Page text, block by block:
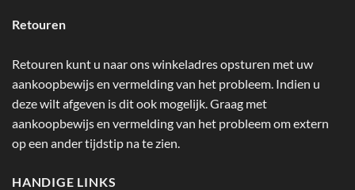
Retouren
Retouren kunt u naar ons winkeladres opsturen met uw
aankoopbewijs en vermelding van het probleem. Indien u
deze wilt afgeven is dit ook mogelijk. Graag met
aankoopbewijs en vermelding van het probleem om extern
op een ander tijdstip na te zien.
HANDIGE LINKS